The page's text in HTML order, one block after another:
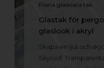
Plana glasklara tak
Glastak för
glaslook i akryl
Skapa en ljus och
Skyroof.